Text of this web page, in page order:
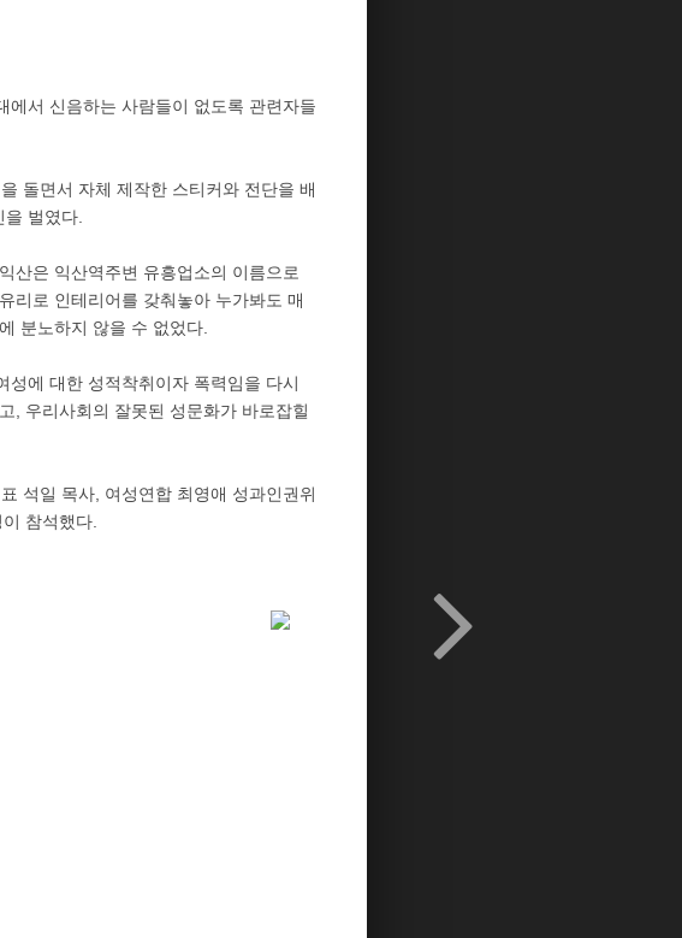
에서 신음하는 사람들이 없도록 관련자들
돌면서 자체 제작한 스티커와 전단을 배
벌였다.
산은 익산역주변 유흥업소의 이름으로
리로 인테리어를 갖춰놓아 누가봐도 매
분노하지 않을 수 없었다.
에 대한 성적착취이자 폭력임을 다시
, 우리사회의 잘못된 성문화가 바로잡힐
석일 목사, 여성연합 최영애 성과인권위
참석했다.